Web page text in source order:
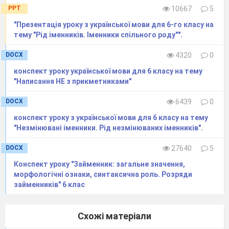
іменникове морфологічне
вбрання. I. Вихованець
IV. Підготовча робота (відтворення теоретичних
відомостей )
царем?»
бо так звали царівну, жили різні частини мови.
Царівна вирішила вибрати собі чоловіка,
найзнамени тішого, найточнішого. Царські слуги
оголосили по всьому царству, що чоловіком
найнеобхідніший.
От зійшлися всі частини мови у царському
Вийшов він на середину і почав говорити: «О
царівно! Схиляюсь перед вашою
PPT 10667
5
"Презентація уроку з української мови для 6-го класу на
тему "Рід іменників. Іменники спільного роду"".
DOCX 4320
0
конспект уроку української мови для 6 класу на тему
"Написання НЕ з прикметниками"
DOCX 6439
0
конспект уроку з української мови для 6 класу на тему
"Незмінювані іменники. Рід незмінюваних іменників".
DOCX 27640
5
Конспект уроку "Займенник: загальне значення,
морфологічні ознаки, синтаксична роль. Розряди
займенників" 6 клас
Схожі матеріали